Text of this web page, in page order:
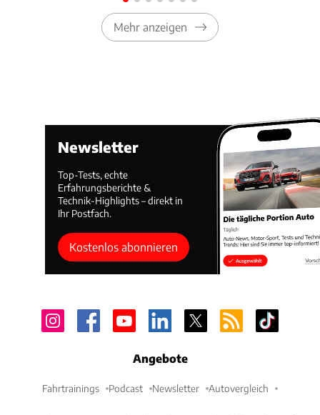
Mehr anzeigen
Newsletter
Top-Tests, echte
Erfahrungsberichte &
Technik-Highlights – direkt in
Ihr Postfach.
Kostenlos abonnieren
Angebote
Fahrtrainings Podcast Newsletter Autovergleich